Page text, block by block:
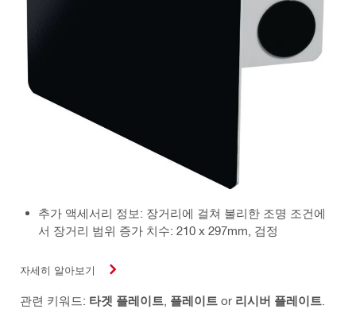
추가 액세서리 정보: 장거리에 걸쳐 불리한 조명 조건에
서 장거리 범위 증가 치수: 210 x 297mm, 검정
자세히 알아보기
관련 키워드: 타겟 플레이트 플레이트 or 리시버 플레이트